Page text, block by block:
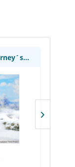
Frieren: Beyond Journey´s End - Frieren Figur /...